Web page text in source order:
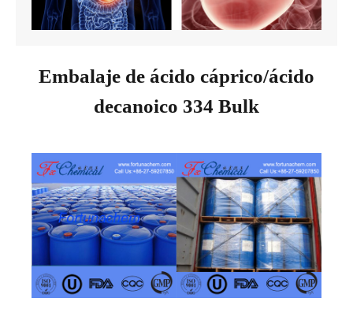
Embalaje de ácido cáprico/ácido
decanoico 334 Bulk